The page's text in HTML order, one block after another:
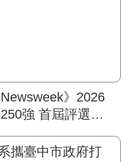
》2026
強 首屆評選即